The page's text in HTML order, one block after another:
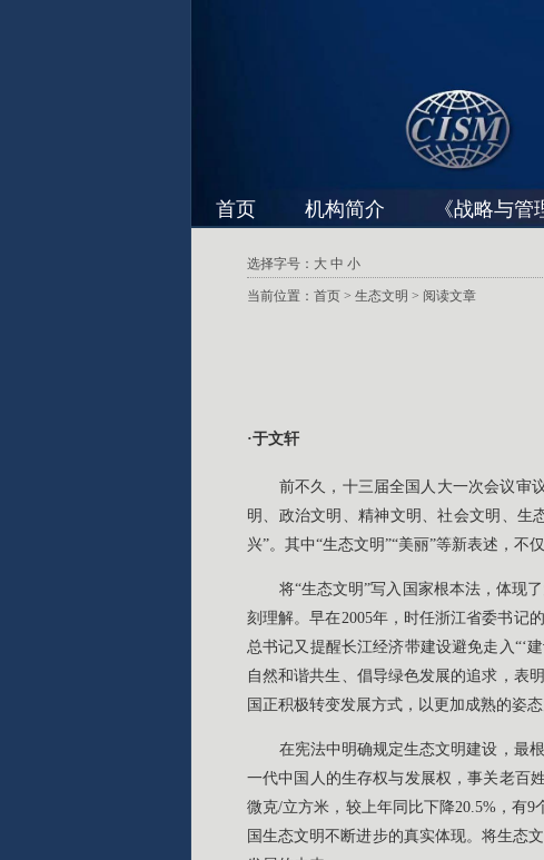
首页 机构简介 《战略与管
选择字号： 大 中 小
当前位置： 首页 > 生态文明 > 阅读文章
·于文轩
前不久，十三届全国人大一次会议审
明、政治文明、精神文明、社会文明、生
兴”。其中“生态文明”“美丽”等新表述，
将“生态文明”写入国家根本法，体现
刻理解。早在2005年，时任浙江省委书记
总书记又提醒长江经济带建设避免走入“‘
自然和谐共生、倡导绿色发展的追求，表
国正积极转变发展方式，以更加成熟的姿
在宪法中明确规定生态文明建设，最
一代中国人的生存权与发展权，事关老百
微克/立方米，较上年同比下降20.5%，有
国生态文明不断进步的真实体现。将生态